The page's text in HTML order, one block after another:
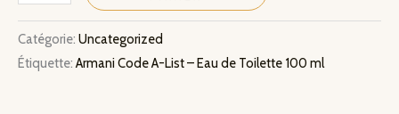
Armani
Code
Catégorie: Uncategorized
Étiquette: Armani Code A-List – Eau de Toilette 100 ml